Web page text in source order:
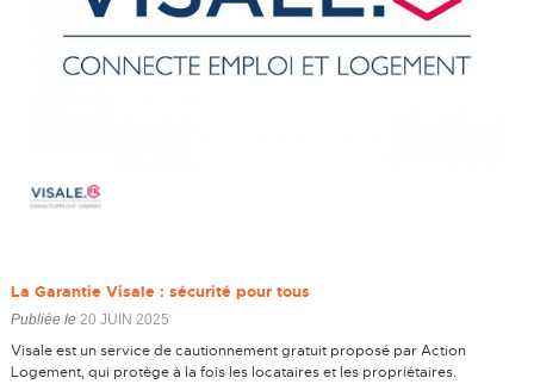
La Garantie Visale : sécurité pour tous
Publiée le 20 JUIN 2025
Visale est un service de cautionnement gratuit proposé par Action
Logement, qui protège à la fois les locataires et les propriétaires.